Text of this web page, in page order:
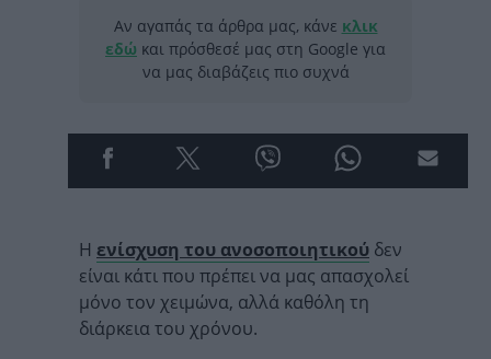
Αν αγαπάς τα άρθρα μας, κάνε κλικ
εδώ και πρόσθεσέ μας στη Google για
να μας διαβάζεις πιο συχνά
Η ενίσχυση του ανοσοποιητικού δεν
είναι κάτι που πρέπει να μας απασχολεί
μόνο τον χειμώνα, αλλά καθόλη τη
διάρκεια του χρόνου.